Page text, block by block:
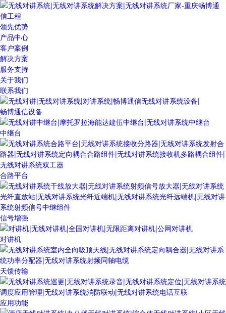
领先优势
产品中心
客户案例
解决方案
服务支持
关于我们
联系我们
畅博通信设备
中继台
合路平台
信号增强
对讲机
天馈传输
应用功能